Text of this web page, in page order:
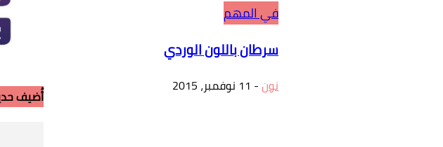
في المهم
سرطان باللون الوردي
نون- 11 نوفمبر، 2015
أُضيف